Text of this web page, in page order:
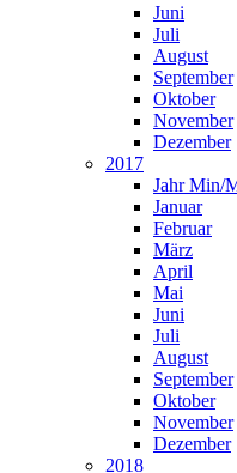
Juni
Juli
August
September
Oktober
November
Dezember
2017
Jahr Min/
Januar
Februar
März
April
Mai
Juni
Juli
August
September
Oktober
November
Dezember
2018